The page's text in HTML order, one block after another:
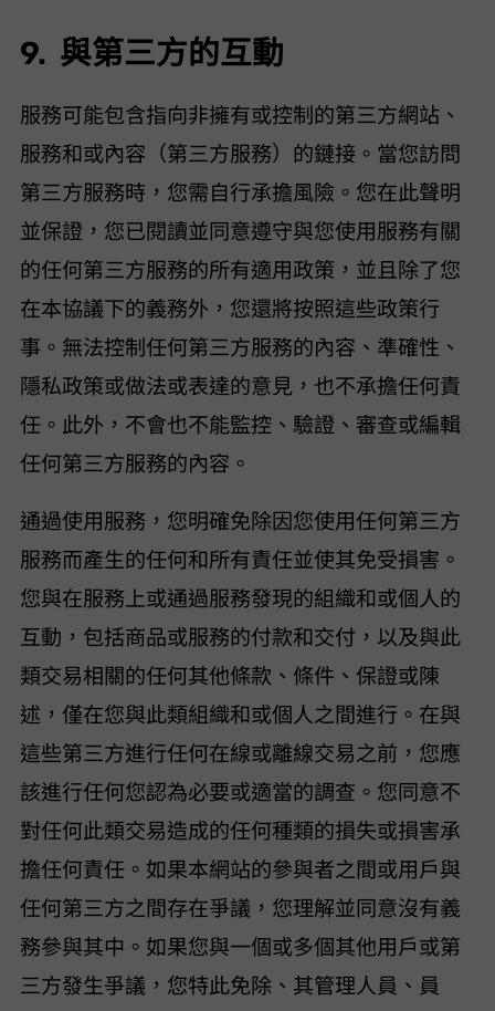
9. 與第三方的互動
服務可能包含指向非 VideoHunter 擁有或控制的第三方網站、
服務和/或內容（“第三方服務”）的鏈接。當您訪問
第三方服務時，您需自行承擔風險。您在此聲明
並保證，您已閱讀並同意遵守與您使用服務有關
的任何第三方服務的所有適用政策，並且除了您
在本協議下的義務外，您還將按照這些政策行
事。 VideoHunter 無法控制任何第三方服務的內容、準確性、
隱私政策或做法或表達的意見，也不承擔任何責
任。此外，VideoHunter 不會也不能監控、驗證、審查或編輯
任何第三方服務的內容。
通過使用服務，您明確免除 VideoHunter 因您使用任何第三方
服務而產生的任何和所有責任並使其免受損害。
您與在服務上或通過服務發現的組織和/或個人的
互動，包括商品或服務的付款和交付，以及與此
類交易相關的任何其他條款、條件、保證或陳
述，僅在您與此類組織和/或個人之間進行。在與
這些第三方進行任何在線或離線交易之前，您應
該進行任何您認為必要或適當的調查。您同意 VideoHunter 不
對任何此類交易造成的任何種類的損失或損害承
擔任何責任。如果本網站的參與者之間或用戶與
任何第三方之間存在爭議，您理解並同意 VideoHunter 沒有義
務參與其中。如果您與一個或多個其他用戶或第
三方發生爭議，您特此免除 VideoHunter、其管理人員、員